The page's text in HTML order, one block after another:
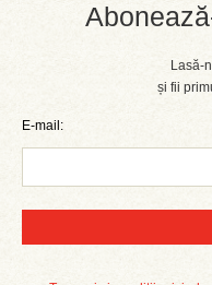
Lasă-
și fii
E-mail: